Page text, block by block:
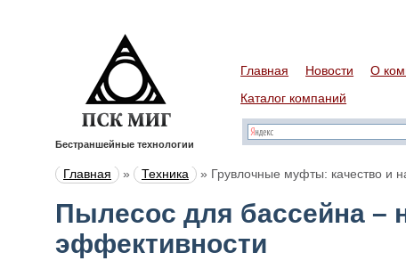
Бестраншейные технологии
Главная Новости О
Каталог компаний
Главная » Техника » Грувлочные муфты: качество и
Пылесос для бассейна –
эффективности